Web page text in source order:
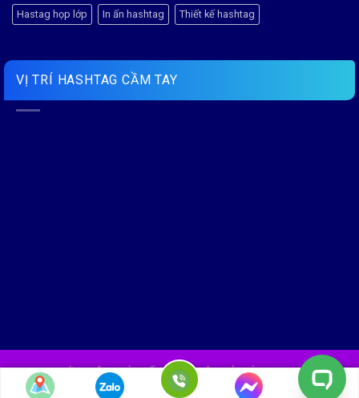
Hastag họp lớp In ấn hashtag Thiết kế hashtag
VỊ TRÍ HASHTAG CẦM TAY
GIỚI THIỆU BÀI VIẾT LIÊN HỆ HỎI ĐÁP NHANH
Copyright 2026 ©Hashtag Cầm tay